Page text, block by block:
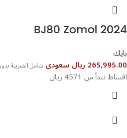
BJ80 Zomol 2024
بايك
265,995.00 ريال سعودى شامل الضريبة
اقساط تبدأ من 4571 ريال